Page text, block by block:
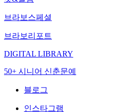
브라보스페셜
브라보리포트
DIGITAL LIBRARY
50+ 시니어 신춘문예
블로그
인스타그램